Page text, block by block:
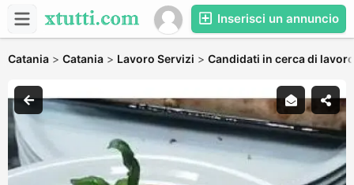
Inserisci un annuncio
Catania > Catania > Lavoro Servizi > Candidati in cerca di lavoro